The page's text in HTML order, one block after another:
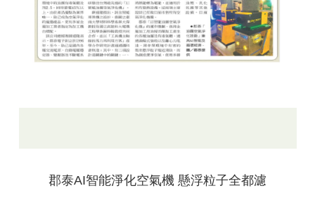
郡泰AI智能淨化空氣機 懸浮粒子全都濾